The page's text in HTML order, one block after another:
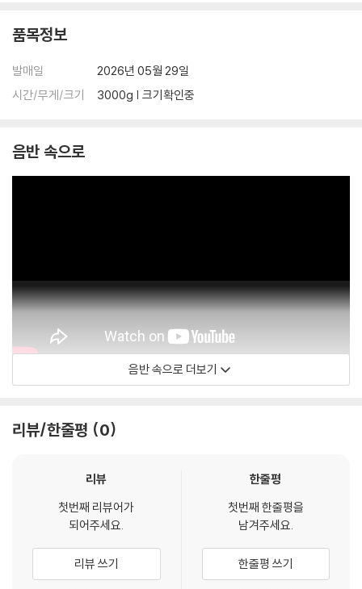
3) 컬러 디스크는 제작 과정에서 다른 색상 염료가 섞여 얼룩과 번짐, 반점
※ 반품/교환 안내
1) 불량으로 인한 반품/교환 요청 시에는 불량 확인을 위해 개봉 시의 동영
다.
관련 사진과 동영상 및 재생 기기 모델명을 첨부하여 첨부하여 고객센터에
품목정보
발매일
2026년 05월 29일
시간/무게/크기
3000g | 크기확인중
음반 속으로
음반 속으로 더보기
리뷰/한줄평 0
리뷰
첫번째 리뷰어가
되어주세요.
리뷰 쓰기
한줄평
첫번째 한줄평을
남겨주세요.
한줄평 쓰기